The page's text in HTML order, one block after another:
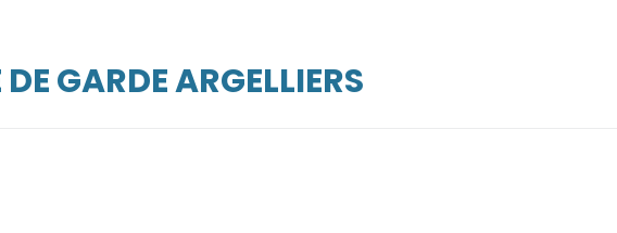
GARDE ARGELLIERS